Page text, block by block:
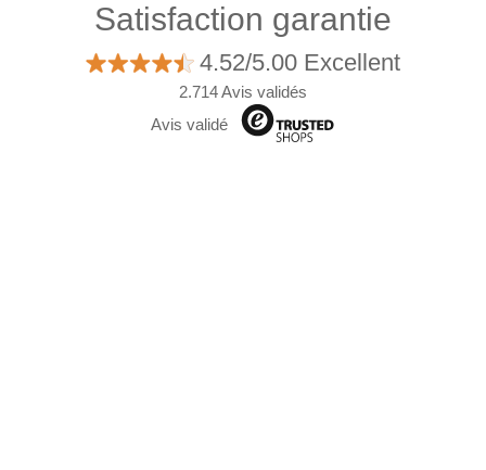
Satisfaction garantie
4.52/5.00 Excellent
2.714 Avis validés
Avis validé